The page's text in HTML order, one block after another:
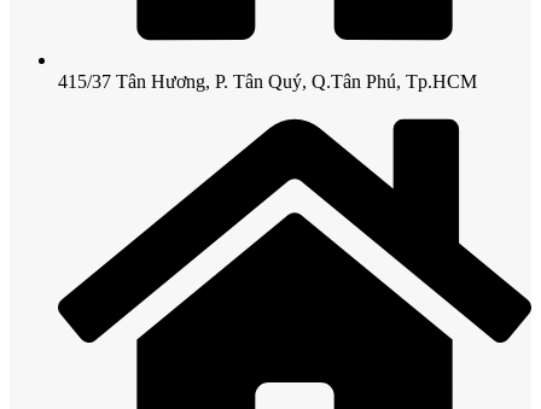
415/37 Tân Hương, P. Tân Quý, Q.Tân Phú, Tp.HCM